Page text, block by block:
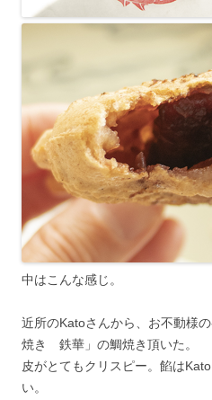
中はこんな感じ。
近所のKatoさんから、お不動様
焼き 鉄華」の鯛焼き頂いた。
皮がとてもクリスピー。餡は
い。